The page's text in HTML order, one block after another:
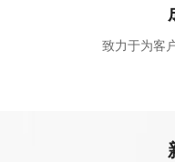
致力于为客